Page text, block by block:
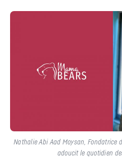
Nathalie Abi Aad Moysan,
adoucit le quotidien